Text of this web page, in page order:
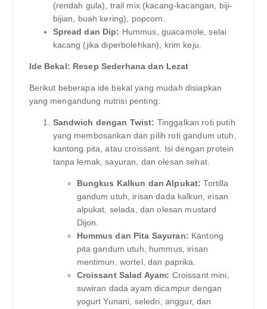
(rendah gula), trail mix (kacang-kacangan, biji-
bijian, buah kering), popcorn.
Spread dan Dip: Hummus, guacamole, selai
kacang (jika diperbolehkan), krim keju.
Ide Bekal: Resep Sederhana dan Lezat
Berikut beberapa ide bekal yang mudah disiapkan
yang mengandung nutrisi penting:
Sandwich dengan Twist: Tinggalkan roti putih
yang membosankan dan pilih roti gandum utuh,
kantong pita, atau croissant. Isi dengan protein
tanpa lemak, sayuran, dan olesan sehat.
Bungkus Kalkun dan Alpukat: Tortilla
gandum utuh, irisan dada kalkun, irisan
alpukat, selada, dan olesan mustard
Dijon.
Hummus dan Pita Sayuran: Kantong
pita gandum utuh, hummus, irisan
mentimun, wortel, dan paprika.
Croissant Salad Ayam: Croissant mini,
suwiran dada ayam dicampur dengan
yogurt Yunani, seledri, anggur, dan